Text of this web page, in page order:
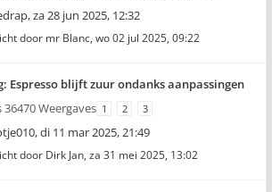
,za 28 jun 2025, 12:32
door mr Blanc, wo 02 jul 2025, 09:22
Espresso blijft zuur ondanks aanpassingen
36470 Weergaves 1 2 3
,di 11 mar 2025, 21:49
door Dirk Jan, za 31 mei 2025, 13:02